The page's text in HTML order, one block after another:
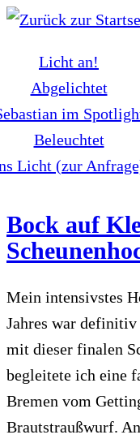
Zum
springenLicht an!
Abgelichtet
im
Beleuchtet
Licht (zur
Bock auf
Mein intensivstes
Jahres war definitiv
mit dieser finalen
begleitete ich eine
Bremen vom
Brautstraußwurf.